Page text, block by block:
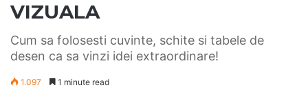
VIZUALA
Cum sa folosesti cuvinte, schite si tabele de
desen ca sa vinzi idei extraordinare!
1.097 1 minute read